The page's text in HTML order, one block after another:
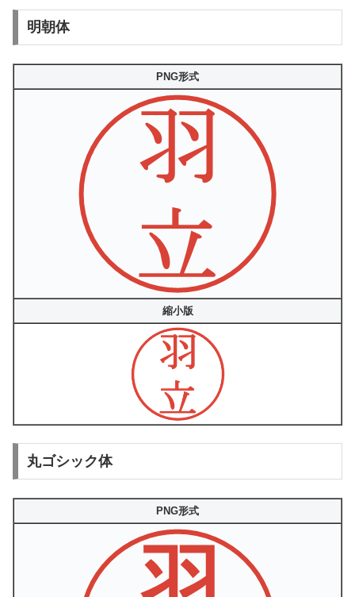
明朝体
PNG形式
縮小版
丸ゴシック体
PNG形式